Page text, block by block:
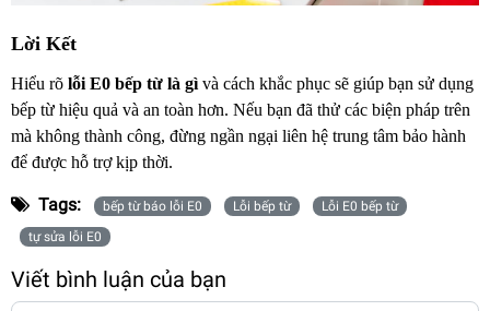
Lời Kết
Hiểu rõ lỗi E0 bếp từ là gì và cách khắc phục sẽ giúp bạn sử dụng
bếp từ hiệu quả và an toàn hơn. Nếu bạn đã thử các biện pháp trên
mà không thành công, đừng ngần ngại liên hệ trung tâm bảo hành
để được hỗ trợ kịp thời.
Tags: bếp từ báo lỗi E0 Lỗi bếp từ
Lỗi E0 bếp từ
tự sửa lỗi E0
Viết bình luận của bạn